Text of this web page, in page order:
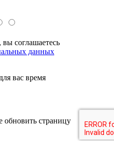
соглашаетесь
данных
вас время
обновить страницу